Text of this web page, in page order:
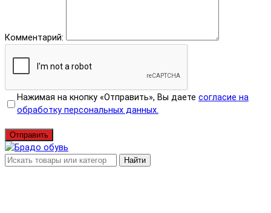
Комментарий:
Нажимая на кнопку «Отправить», Вы даете согласие на
обработку персональных данных.
Отправить
Найти